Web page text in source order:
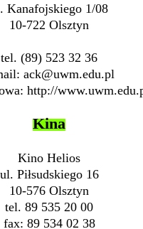
Kanafojskiego 1/08
10-722 Olsztyn
tel. (89) 523 32 36
ack@uwm.edu.pl
http://
Kina
Kino Helios
ul. Piłsudskiego 16
10-576 Olsztyn
tel. 89 535 20 00
fax: 89 534 02 38